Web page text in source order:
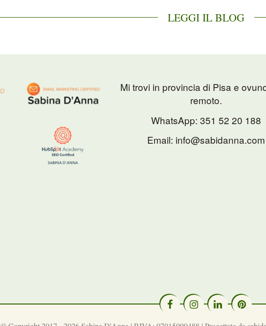
LEGGI IL BLOG
Mi trovi in provincia di Pisa e
remoto.
WhatsApp: 351 52 20 188
Email: info@sabidanna.com